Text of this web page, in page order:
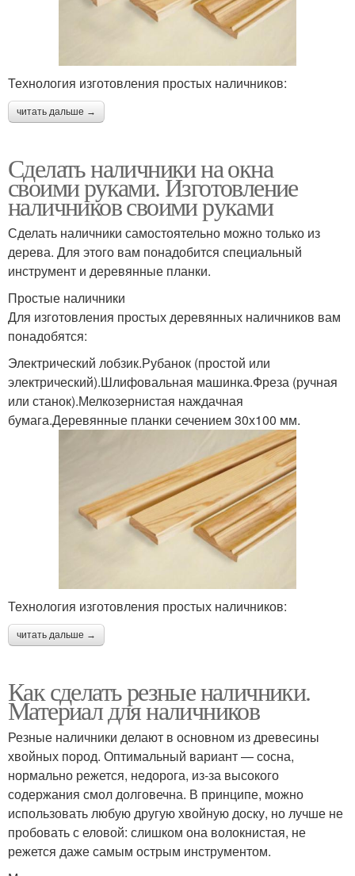
Технология изготовления простых наличников:
читать дальше →
Сделать наличники на окна
своими руками. Изготовление
наличников своими руками
Сделать наличники самостоятельно можно только из
дерева. Для этого вам понадобится специальный
инструмент и деревянные планки.
Простые наличники
Для изготовления простых деревянных наличников вам
понадобятся:
Электрический лобзик.Рубанок (простой или
электрический).Шлифовальная машинка.Фреза (ручная
или станок).Мелкозернистая наждачная
бумага.Деревянные планки сечением 30х100 мм.
Технология изготовления простых наличников:
читать дальше →
Как сделать резные наличники.
Материал для наличников
Резные наличники делают в основном из древесины
хвойных пород. Оптимальный вариант — сосна,
нормально режется, недорога, из-за высокого
содержания смол долговечна. В принципе, можно
использовать любую другую хвойную доску, но лучше не
пробовать с еловой: слишком она волокнистая, не
режется даже самым острым инструментом.